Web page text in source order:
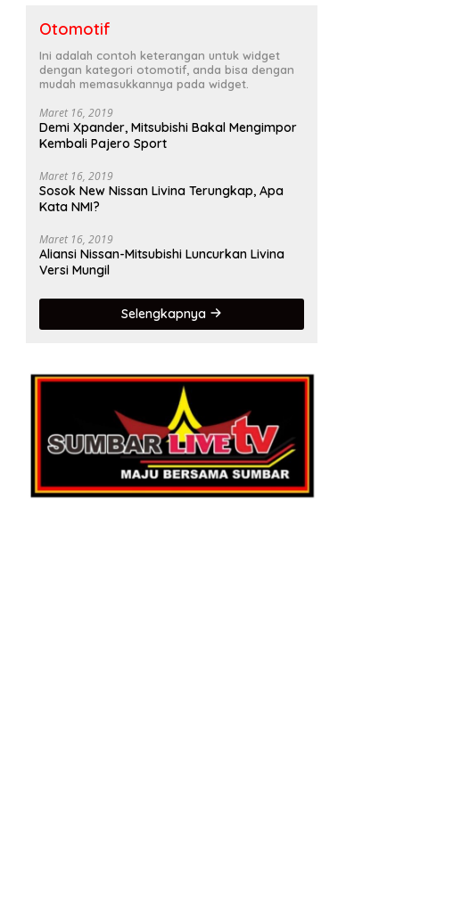
Otomotif
Ini adalah contoh keterangan untuk widget
dengan kategori otomotif, anda bisa dengan
mudah memasukkannya pada widget.
Maret 16, 2019
Demi Xpander, Mitsubishi Bakal Mengimpor
Kembali Pajero Sport
Maret 16, 2019
Sosok New Nissan Livina Terungkap, Apa
Kata NMI?
Maret 16, 2019
Aliansi Nissan-Mitsubishi Luncurkan Livina
Versi Mungil
Selengkapnya